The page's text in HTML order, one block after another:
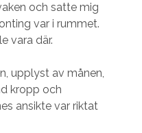
och satte mig
var i rummet.
vara där.
upplyst av månen,
kropp och
ansikte var riktat